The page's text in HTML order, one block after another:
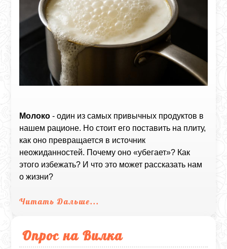
Молоко - один из самых привычных продуктов в
нашем рационе. Но стоит его поставить на плиту,
как оно превращается в источник
неожиданностей. Почему оно «убегает»? Как
этого избежать? И что это может рассказать нам
о жизни?
Читать Дальше...
Опрос на Вилка